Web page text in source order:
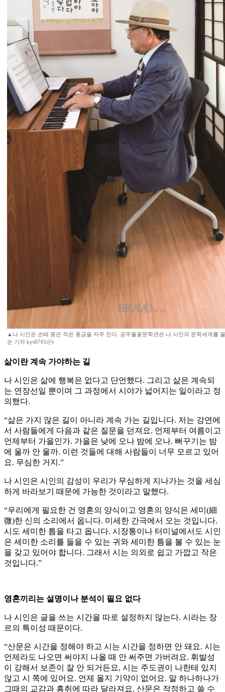
▲나 시인은 손때 묻은 작은 풍금을 자주 친다. 공주풀꽃문학관은 나 시인의 문학세계를
순 기자 kys0701@)
삶이란 계속 가야하는 길
나 시인은 삶에 행복은 없다고 단언했다. 그리고 삶은 계속되
는 연장선일 뿐이며 그 과정에서 시야가 넓어지는 일이라고 정
의했다.
“삶은 가지 않은 길이 아니라 계속 가는 길입니다. 저는 강연에
서 사람들에게 다음과 같은 질문을 던져요. 언제부터 여름이고
언제부터 가을인가. 가을은 낮에 오나 밤에 오나. 뻐꾸기는 밤
에 울까 안 울까. 이런 것들에 대해 사람들이 너무 모르고 있어
요. 무심한 거지.”
나 시인은 시인의 감성이 우리가 무심하게 지나가는 것을 세심
하게 바라보기 때문에 가능한 것이라고 말했다.
“우리에게 필요한 건 영혼의 양식이고 영혼의 양식은 세미(細
微)한 신의 소리에서 옵니다. 미세한 간극에서 오는 것입니다.
시도 세미한 틈을 타고 옵니다. 시장통이나 터미널에서도 시인
은 세미한 소리를 들을 수 있는 귀와 세미한 틈을 볼 수 있는 눈
을 갖고 있어야 합니다. 그래서 시는 의외로 쉽고 가깝고 작은
것입니다.”
영혼끼리는 설명이나 분석이 필요 없다
나 시인은 글을 쓰는 시간을 따로 설정하지 않는다. 시라는 장
르의 특이성 때문이다.
“산문은 시간을 정해야 하고 시는 시간을 정하면 안 돼요. 시는
언제라도 나오면 써야지 나올 때 안 써주면 가버려요. 휘발성
이 강해서 보존이 잘 안 되거든요, 시는 주도권이 나한테 있지
않고 시 쪽에 있어요. 언제 올지 기약이 없어요. 말 하나하나가
그때의 교감과 흥취에 따라 달라져요. 산문은 작정하고 쓸 수